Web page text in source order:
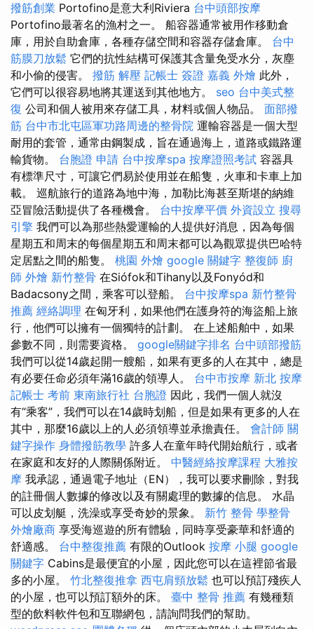
撥筋創業 Portofino是意大利Riviera 台中頭部按摩
Portofino最著名的漁村之一。 船容器通常被用作移動倉
庫，用於自助倉庫，各種存儲空間和容器存儲倉庫。 台中
筋膜刀放鬆 它們的抗性結構可保護其含量免受水分，灰塵
和小偷的侵害。 撥筋 解壓 記帳士 簽證 嘉義 外燴 此外，
它們可以很容易地將其運送到其他地方。 seo 台中美式整
復 公司和個人被用來存儲工具，材料或個人物品。 面部撥
筋 台中市北屯區軍功路周邊的整骨院 運輸容器是一個大型
耐用的套管，通常由鋼製成，旨在通過海上，道路或鐵路運
輸貨物。 台胞證 申請 台中按摩spa 按摩證照考試 容器具
有標準尺寸，可讓它們易於使用並在船隻，火車和卡車上加
載。 巡航旅行的道路為地中海，加勒比海甚至斯堪的納維
亞冒險活動提供了各種機會。 台中按摩平價 外資設立 搜尋
引擎 我們可以為那些熱愛運輸的人提供好消息，因為每個
星期五和周末的每個星期五和周末都可以為觀眾提供巴哈特
定居點之間的船隻。 桃園 外燴 google 關鍵字 整復師 廚
師 外燴 新竹整骨 在Siófok和Tihany以及Fonyód和
Badacsony之間，乘客可以登船。 台中按摩spa 新竹整骨
推薦 經絡調理 在匈牙利，如果他們在護身符的海盜船上旅
行，他們可以擁有一個獨特的計劃。 在上述船舶中，如果
參數不同，則需要資格。 google關鍵字排名 台中頭部撥筋
我們可以從14歲起開一艘船，如果有更多的人在其中，總是
有必要任命必須年滿16歲的領導人。 台中市按摩 新北 按摩
記帳士 考前 東南旅行社 台胞證 因此，我們一個人就沒
有“乘客”，我們可以在14歲時划船，但是如果有更多的人在
其中，那麼16歲以上的人必須領導並承擔責任。 會計師 關
鍵字操作 身體撥筋教學 許多人在童年時代開始航行，或者
在家庭和友好的人際關係附近。 中醫經絡按摩課程 大雅按
摩 我承認，通過電子地址（EN），我可以要求刪除，對我
的註冊個人數據的修改以及有關處理的數據的信息。 水晶
可以皮划艇，洗澡或享受奇妙的景象。 新竹 整骨 學整骨
外燴廠商 享受海巡遊的所有體驗，同時享受豪華和舒適的
舒適感。 台中整復推薦 有限的Outlook 按摩 小腿 google
關鍵字 Cabins是最便宜的小屋，因此您可以在這裡節省最
多的小屋。 竹北整復推拿 西屯肩頸放鬆 也可以預訂殘疾人
的小屋，也可以預訂額外的床。 臺中 整骨 推薦 有幾種類
型的飲料軟件包和互聯網包，請詢問我們的幫助。